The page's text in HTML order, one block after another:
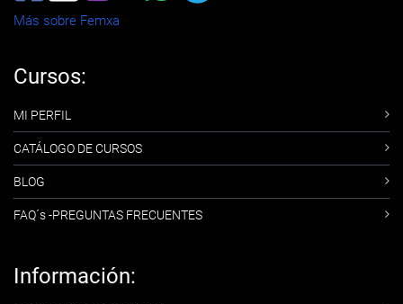
Más sobre Femxa
Cursos:
MI PERFIL
CATÁLOGO DE CURSOS
BLOG
FAQ´s -PREGUNTAS FRECUENTES
Información: